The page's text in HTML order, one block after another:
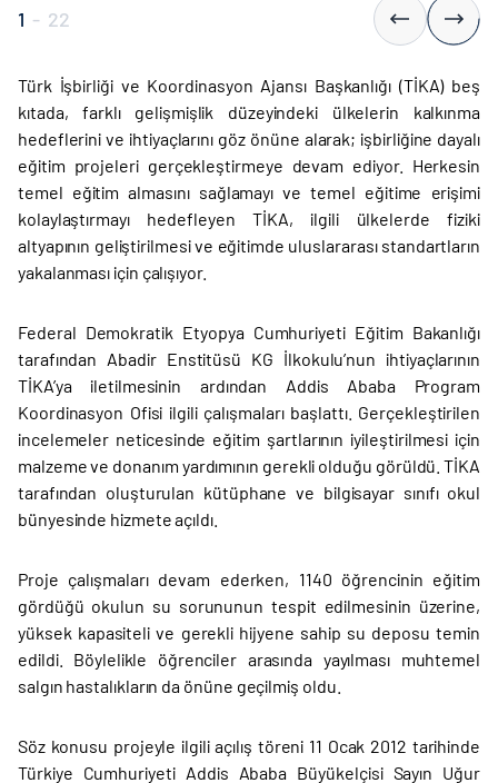
1 - 22
Türk İşbirliği ve Koordinasyon Ajansı Başkanlığı (TİKA) beş
kıtada, farklı gelişmişlik düzeyindeki ülkelerin kalkınma
hedeflerini ve ihtiyaçlarını göz önüne alarak; işbirliğine dayalı
eğitim projeleri gerçekleştirmeye devam ediyor. Herkesin
temel eğitim almasını sağlamayı ve temel eğitime erişimi
kolaylaştırmayı hedefleyen TİKA, ilgili ülkelerde fiziki
altyapının geliştirilmesi ve eğitimde uluslararası standartların
yakalanması için çalışıyor.
Federal Demokratik Etyopya Cumhuriyeti Eğitim Bakanlığı
tarafından Abadir Enstitüsü KG İlkokulu’nun ihtiyaçlarının
TİKA’ya iletilmesinin ardından Addis Ababa Program
Koordinasyon Ofisi ilgili çalışmaları başlattı. Gerçekleştirilen
incelemeler neticesinde eğitim şartlarının iyileştirilmesi için
malzeme ve donanım yardımının gerekli olduğu görüldü. TİKA
tarafından oluşturulan kütüphane ve bilgisayar sınıfı okul
bünyesinde hizmete açıldı.
Proje çalışmaları devam ederken, 1140 öğrencinin eğitim
gördüğü okulun su sorununun tespit edilmesinin üzerine,
yüksek kapasiteli ve gerekli hijyene sahip su deposu temin
edildi. Böylelikle öğrenciler arasında yayılması muhtemel
salgın hastalıkların da önüne geçilmiş oldu.
Söz konusu projeyle ilgili açılış töreni 11 Ocak 2012 tarihinde
Türkiye Cumhuriyeti Addis Ababa Büyükelçisi Sayın Uğur